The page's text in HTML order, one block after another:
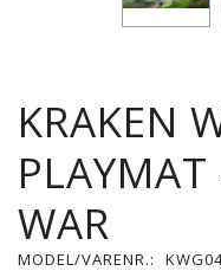
KRAKEN
WAR
MODEL/VARENR.: